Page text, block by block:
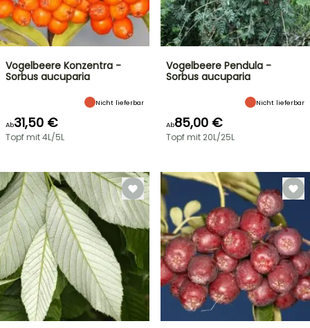
Vogelbeere Konzentra -
Sorbus aucuparia
Nicht lieferbar
Ab31,50 €
Topf mit 4L/5L
Vogelbeere Pendula -
Sorbus aucuparia
Nicht lieferbar
Ab85,00 €
Topf mit 20L/25L